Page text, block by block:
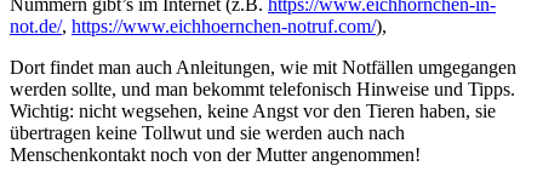
not.de/, https://www.eichhoernchen-notruf.com/),
Dort findet man auch Anleitungen, wie mit Notfällen umgegangen
werden sollte, und man bekommt telefonisch Hinweise und Tipps.
Wichtig: nicht wegsehen, keine Angst vor den Tieren haben, sie
übertragen keine Tollwut und sie werden auch nach
Menschenkontakt noch von der Mutter angenommen!